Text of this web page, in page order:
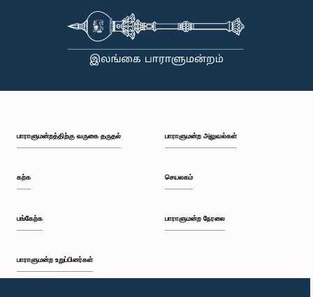
பாராளுமன்றத்திற்கு வருகை தருதல்
கற்க
பங்கேற்க
பாராளுமன்ற உறுப்பினர்கள்
பாராளுமன்ற அலுவல்கள்
செயலகம்
பாராளுமன்ற நேரலை